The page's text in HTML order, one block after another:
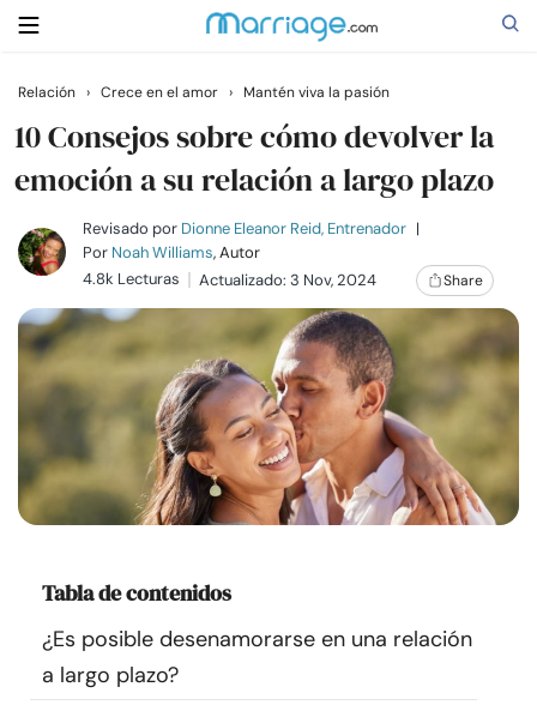
Buscar
Casarse
Relaciones
Familia
Ayuda
Cursos
Comunidad
Encuentra un terapeuta
Relación › Crece en el amor › Mantén viva la pasión
10 Consejos sobre cómo devolver la
emoción a su relación a largo plazo
Revisado por Dionne Eleanor Reid, Entrenador |
Por Noah Williams, Autor
4.8k Lecturas
Actualizado: 3 Nov, 2024 Share
Tabla de contenidos
¿Es posible desenamorarse en una relación
a largo plazo?